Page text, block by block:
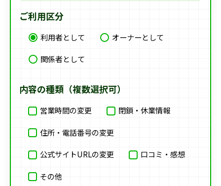
ご利用区分
利用者として
オーナーとして
関係者として
内容の種類（複数選択可）
営業時間の変更 閉鎖・休業情報
住所・電話番号の変更
公式サイトURLの変更 口コミ・感想
その他